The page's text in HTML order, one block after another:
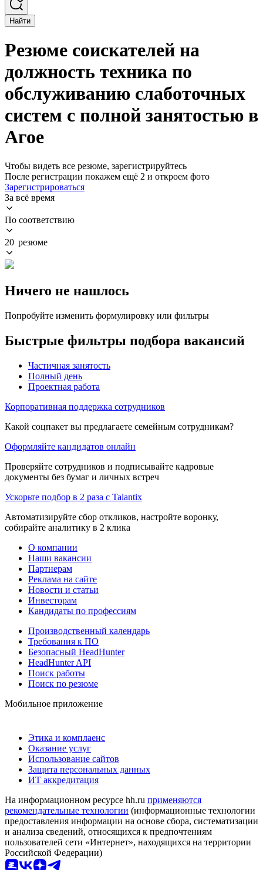
Найти
Резюме соискателей на
должность техника по
обслуживанию слаботочных
систем с полной занятостью в
Агое
Чтобы видеть все резюме, зарегистрируйтесь
После регистрации покажем ещё 2 и откроем фото
Зарегистрироваться
За всё время
По соответствию
20 резюме
Ничего не нашлось
Попробуйте изменить формулировку или фильтры
Быстрые фильтры подбора вакансий
Частичная занятость
Полный день
Проектная работа
Корпоративная поддержка сотрудников
Какой соцпакет вы предлагаете семейным сотрудникам?
Оформляйте кандидатов онлайн
Проверяйте сотрудников и подписывайте кадровые
документы без бумаг и личных встреч
Ускорьте подбор в 2 раза с Talantix
Автоматизируйте сбор откликов, настройте воронку,
собирайте аналитику в 2 клика
О компании
Наши вакансии
Партнерам
Реклама на сайте
Новости и статьи
Инвесторам
Кандидаты по профессиям
Производственный календарь
Требования к ПО
Безопасный HeadHunter
HeadHunter API
Поиск работы
Поиск по резюме
Мобильное приложение
Этика и комплаенс
Оказание услуг
Использование сайтов
Защита персональных данных
ИТ аккредитация
На информационном ресурсе hh.ru применяются
рекомендательные технологии (информационные технологии
предоставления информации на основе сбора, систематизации
и анализа сведений, относящихся к предпочтениям
пользователей сети «Интернет», находящихся на территории
Российской Федерации)